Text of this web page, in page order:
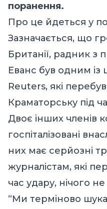
поранення.
Про це йдеться у
Зазначається, що
Британії, радник з
Еванс був одним із
Reuters, які
Краматорську під
Двоє інших членів
госпіталізовані
них має серйозні
журналістам, які
час удару, нічого
“Ми терміново